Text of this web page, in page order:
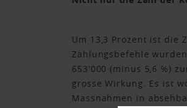
Um 13,3 Prozent ist die
Zahlungsbefehle
653'000 (minus 5,6 %)
grosse Wirkung. Es ist
Massnahmen in